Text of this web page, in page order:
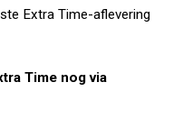
Extra Time-aflevering
Time nog via